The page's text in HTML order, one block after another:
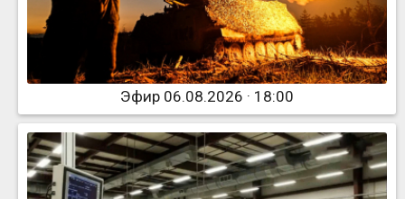
Эфир 06.08.2026 · 18:00